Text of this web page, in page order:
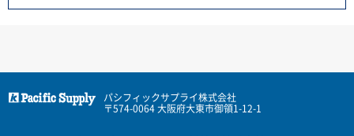
パシフィックサプライ株式会社
〒574-0064 大阪府大東市御領1-12-1